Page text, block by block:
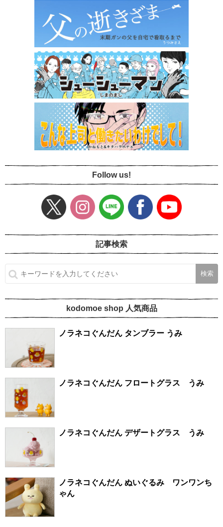
Follow us!
記事検索
kodomoe shop 人気商品
ノラネコぐんだん タンブラー うみ
ノラネコぐんだん フロートグラス うみ
ノラネコぐんだん デザートグラス うみ
ノラネコぐんだん ぬいぐるみ ワンワンち
ゃん